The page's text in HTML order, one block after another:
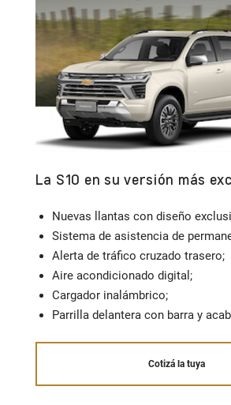
La S10 en su versión más
Nuevas llantas con diseño
Sistema de asistencia de
Alerta de tráfico cruzado trasero;
Aire acondicionado digital;
Cargador inalámbrico;
Parrilla delantera con barra y
Cotizá la tuya